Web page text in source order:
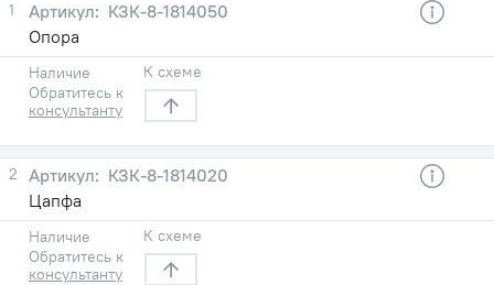
1
КЗК-8-1814050
Опора
Наличие
Обратитесь к
консультанту
К схеме
2
КЗК-8-1814020
Цапфа
Наличие
Обратитесь к
консультанту
К схеме